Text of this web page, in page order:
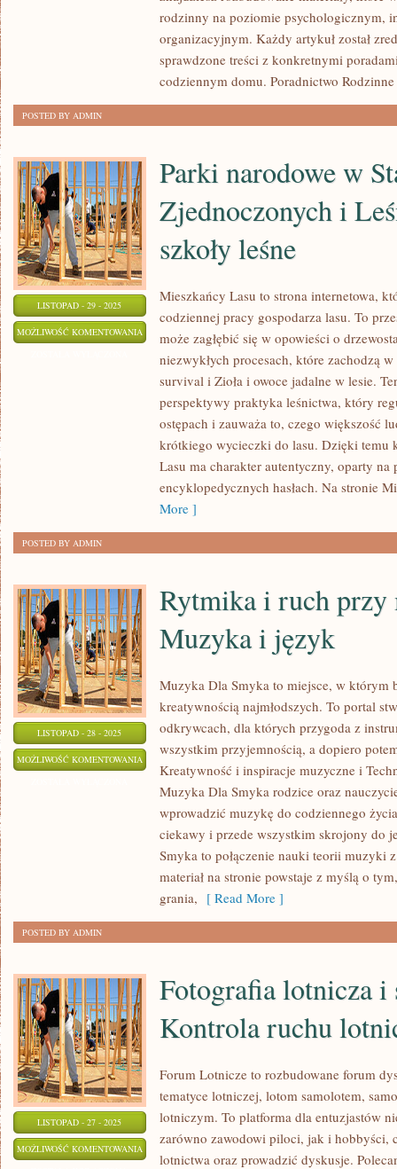
POCZĄTKI
rodzinny na poziomie psychologicznym,
organizacyjnym. Każdy artykuł został
sprawdzone treści z konkretnymi
codziennym domu. Poradnictwo
POSTED BY ADMIN
LISTOPAD - 29 - 2025
MOŻLIWOŚĆ KOMENTOWANIA
NARODOWE
ZJEDNOCZONYCH
LEŚNA
EDUKACJA
SZKOŁY
LEŚNE
Parki narodowe w
Zjednoczonych i
szkoły leśne
Mieszkańcy Lasu to strona internetowa,
codziennej pracy gospodarza lasu. To
może zagłębić się w opowieści o
niezwykłych procesach, które zachodzą
survival i Zioła i owoce jadalne w lesie.
perspektywy praktyka leśnictwa, który
ostępach i zauważa to, czego większość
krótkiego wycieczki do lasu. Dzięki temu
Lasu ma charakter autentyczny, oparty
encyklopedycznych hasłach. Na stronie
More ]
POSTED BY ADMIN
LISTOPAD - 28 - 2025
MOŻLIWOŚĆ KOMENTOWANIA RYTMIKA
Rytmika i ruch przy
Muzyka i język
Muzyka Dla Smyka to miejsce, w którym
kreatywnością najmłodszych. To portal
odkrywcach, dla których przygoda z
wszystkim przyjemnością, a dopiero
Kreatywność i inspiracje muzyczne i
Muzyka Dla Smyka rodzice oraz
wprowadzić muzykę do codziennego
ciekawy i przede wszystkim skrojony do
Smyka to połączenie nauki teorii muzyki
materiał na stronie powstaje z myślą o
grania, [ Read More ]
POSTED BY ADMIN
LISTOPAD - 27 - 2025
MOŻLIWOŚĆ KOMENTOWANIA
Fotografia lotnicza
Kontrola ruchu
Forum Lotnicze to rozbudowane forum
tematyce lotniczej, lotom samolotem,
lotniczym. To platforma dla entuzjastów
zarówno zawodowi piloci, jak i hobbyści,
lotnictwa oraz prowadzić dyskusje.